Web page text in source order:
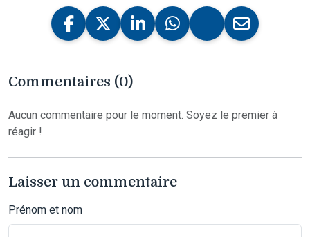
Commentaires (0)
Aucun commentaire pour le moment. Soyez le premier à
réagir !
Laisser un commentaire
Prénom et nom